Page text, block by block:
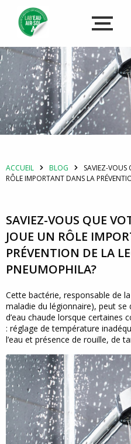
ACCUEIL BLOG
SAVIEZ-VOUS
RÔLE IMPORTANT DANS LA
SAVIEZ-VOUS QUE
JOUE UN RÔLE
PRÉVENTION DE LA
PNEUMOPHILA?
Cette bactérie, responsable de
maladie du légionnaire), peut se
d’eau chaude lorsque certaines
: réglage de température
l’eau et présence de rouille, de